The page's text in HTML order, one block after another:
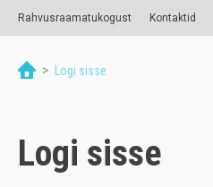
Rahvusraamatukogust Kontaktid
> Logi sisse
Logi sisse